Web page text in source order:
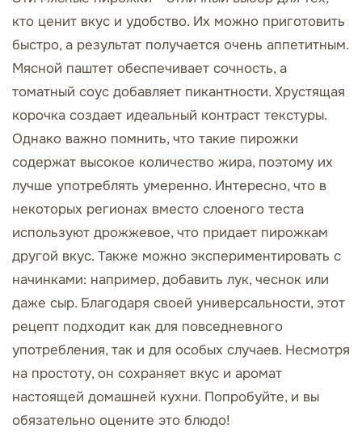
кто ценит вкус и удобство. Их можно приготовить
быстро, а результат получается очень аппетитным.
Мясной паштет обеспечивает сочность, а
томатный соус добавляет пикантности. Хрустящая
корочка создает идеальный контраст текстуры.
Однако важно помнить, что такие пирожки
содержат высокое количество жира, поэтому их
лучше употреблять умеренно. Интересно, что в
некоторых регионах вместо слоеного теста
используют дрожжевое, что придает пирожкам
другой вкус. Также можно экспериментировать с
начинками: например, добавить лук, чеснок или
даже сыр. Благодаря своей универсальности, этот
рецепт подходит как для повседневного
употребления, так и для особых случаев. Несмотря
на простоту, он сохраняет вкус и аромат
настоящей домашней кухни. Попробуйте, и вы
обязательно оцените это блюдо!